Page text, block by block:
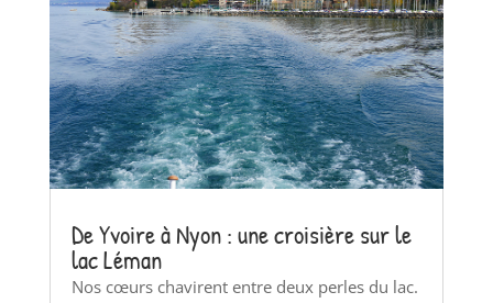
De Yvoire à Nyon : une croisière sur le
lac Léman
Nos cœurs chavirent entre deux perles du lac.